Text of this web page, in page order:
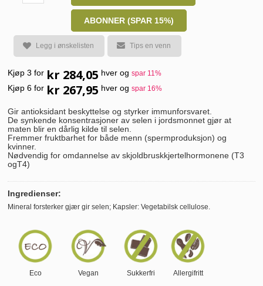
ABONNER (SPAR 15%)
Legg i ønskelisten Tips en venn
Kjøp 3 for kr 284,05 hver og spar 11%
Kjøp 6 for kr 267,95 hver og spar 16%
Gir antioksidant beskyttelse og styrker immunforsvaret.
De synkende konsentrasjoner av selen i jordsmonnet gjør at
maten blir en dårlig kilde til selen.
Fremmer fruktbarhet for både menn (spermproduksjon) og
kvinner.
Nødvendig for omdannelse av skjoldbruskkjertelhormonene (T3
ogT4)
Ingredienser:
Mineral forsterker gjær gir selen; Kapsler: Vegetabilsk cellulose.
Eco Vegan Sukkerfri Allergifritt